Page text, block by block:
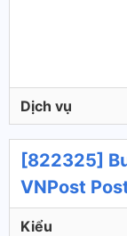
Dịch vụ
[822325]
VNPost
Kiểu